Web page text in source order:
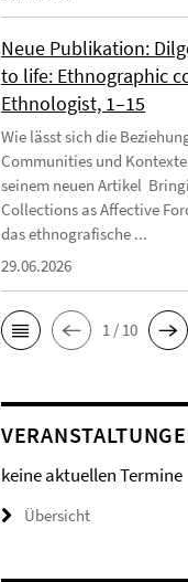
Neue Publikation:
to life: Ethnographic
Ethnologist, 1–15
Wie lässt sich die
Communities und
seinem neuen Artikel
Collections as Affective
das ethnografische ...
29.06.2026
1 / 10
keine aktuellen Termine
Übersicht